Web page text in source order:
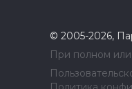
© 2005-2026,
При полном или